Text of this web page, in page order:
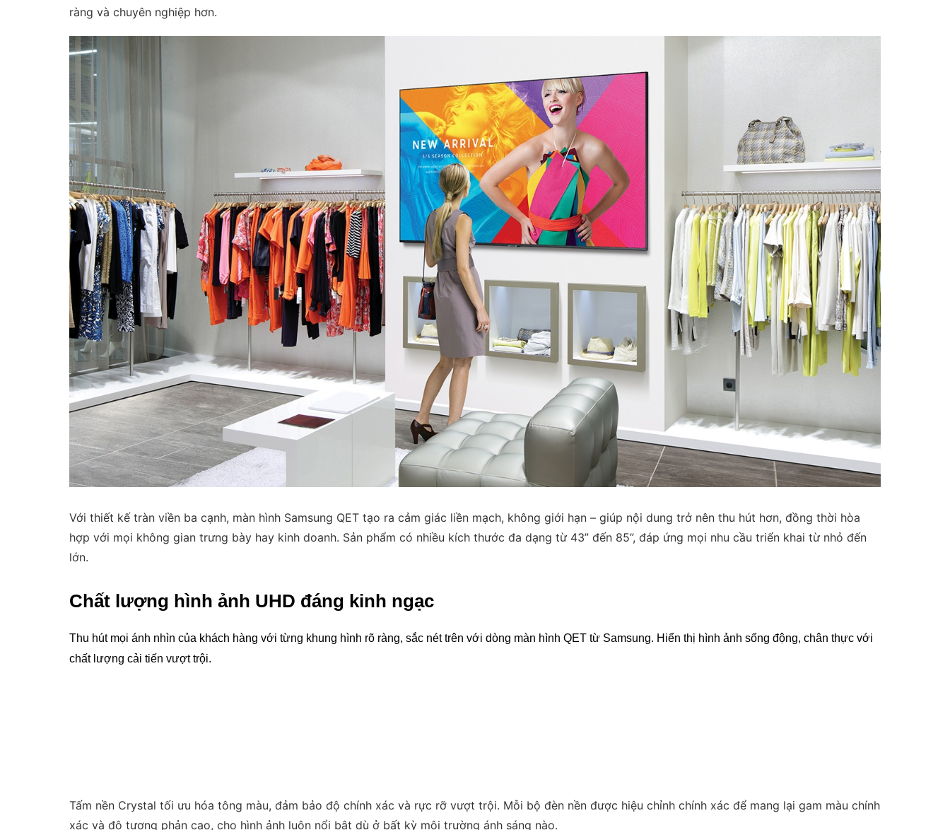
ràng và chuyên nghiệp hơn.
Với thiết kế tràn viền ba cạnh, màn hình Samsung QET tạo ra cảm giác liền mạch, không giới hạn – giúp nội dung trở nên thu hút hơn, đồng thời hòa
hợp với mọi không gian trưng bày hay kinh doanh. Sản phẩm có nhiều kích thước đa dạng từ 43” đến 85”, đáp ứng mọi nhu cầu triển khai từ nhỏ đến
lớn.
Chất lượng hình ảnh UHD đáng kinh ngạc
Thu hút mọi ánh nhìn của khách hàng với từng khung hình rõ ràng, sắc nét trên với dòng màn hình QET từ Samsung. Hiển thị hình ảnh sống động, chân thực với
chất lượng cải tiến vượt trội.